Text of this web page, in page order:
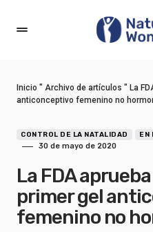
Inicio " Archivo de artículos " La
anticonceptivo femenino no
CONTROL DE LA NATALIDAD EN
30 de mayo de 2020
La FDA
primer gel
femenino no